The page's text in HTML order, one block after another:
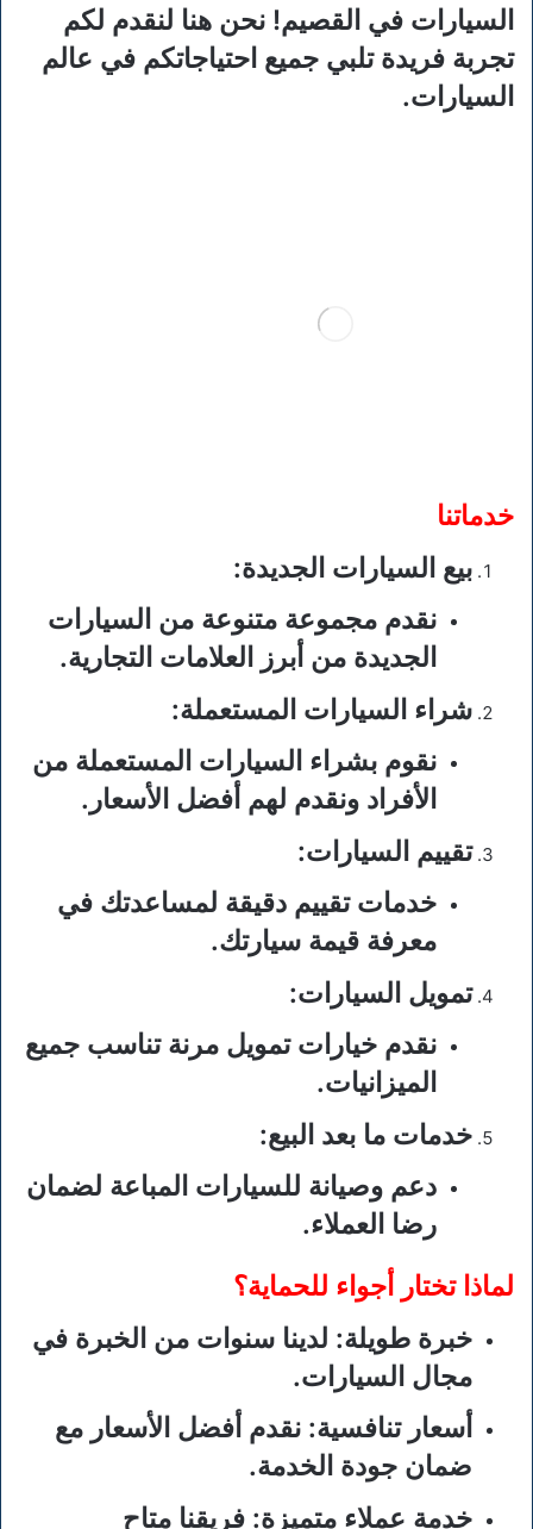
السيارات في القصيم! نحن هنا لنقدم لكم
تجربة فريدة تلبي جميع احتياجاتكم في عالم
السيارات.
خدماتنا
بيع السيارات الجديدة:
نقدم مجموعة متنوعة من السيارات
الجديدة من أبرز العلامات التجارية.
شراء السيارات المستعملة:
نقوم بشراء السيارات المستعملة من
الأفراد ونقدم لهم أفضل الأسعار.
تقييم السيارات:
خدمات تقييم دقيقة لمساعدتك في
معرفة قيمة سيارتك.
تمويل السيارات:
نقدم خيارات تمويل مرنة تناسب جميع
الميزانيات.
خدمات ما بعد البيع:
دعم وصيانة للسيارات المباعة لضمان
رضا العملاء.
لماذا تختار أجواء للحماية؟
خبرة طويلة: لدينا سنوات من الخبرة في
مجال السيارات.
أسعار تنافسية: نقدم أفضل الأسعار مع
ضمان جودة الخدمة.
خدمة عملاء متميزة: فريقنا متاح